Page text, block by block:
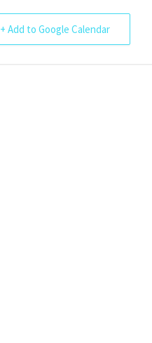
+ Add to Google Calendar